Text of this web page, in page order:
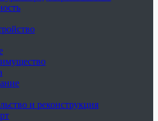
и реконструкция